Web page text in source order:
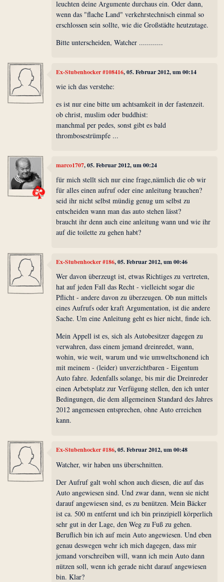
leuchten deine Argumente durchaus ein. Oder dann,
wenn das "flache Land" verkehrstechnisch einmal so
erschlossen sein sollte, wie die Großstädte heutzutage.
Bitte unterscheiden, Watcher ............
Ex-Stubenhocker #108416, 05. Februar 2012, um 00:14
wie ich das verstehe:
es ist nur eine bitte um achtsamkeit in der fastenzeit.
ob christ, muslim oder buddhist:
manchmal per pedes, sonst gibt es bald
thrombosestrümpfe ...
marco1707, 05. Februar 2012, um 00:24
für mich stellt sich nur eine frage,nämlich die ob wir
für alles einen aufruf oder eine anleitung brauchen?
seid ihr nicht selbst mündig genug um selbst zu
entscheiden wann man das auto stehen lässt?
braucht ihr denn auch eine anleitung wann und wie ihr
auf die toilette zu gehen habt?
Ex-Stubenhocker #186, 05. Februar 2012, um 00:46
Wer davon überzeugt ist, etwas Richtiges zu vertreten,
hat auf jeden Fall das Recht - vielleicht sogar die
Pflicht - andere davon zu überzeugen. Ob nun mittels
eines Aufrufs oder kraft Argumentation, ist die andere
Sache. Um eine Anleitung geht es hier nicht, finde ich.
Mein Appell ist es, sich als Autobesitzer dagegen zu
verwahren, dass einem jemand dreinredet, wann,
wohin, wie weit, warum und wie umweltschonend ich
mit meinem - (leider) unverzichtbaren - Eigentum
Auto fahre. Jedenfalls solange, bis mir die Dreinreder
einen Arbetsplatz zur Verfügung stellen, den ich unter
Bedingungen, die dem allgemeinen Standard des Jahres
2012 angemessen entsprechen, ohne Auto erreichen
kann.
Ex-Stubenhocker #186, 05. Februar 2012, um 00:48
Watcher, wir haben uns überschnitten.
Der Aufruf galt wohl schon auch diesen, die auf das
Auto angewiesen sind. Und zwar dann, wenn sie nicht
darauf angewiesen sind, es zu benützen. Mein Bäcker
ist ca. 500 m entfernt und ich bin prinzipiell körperlich
sehr gut in der Lage, den Weg zu Fuß zu gehen.
Beruflich bin ich auf mein Auto angewiesen. Und eben
genau deswegen wehr ich mich dagegen, dass mir
jemand vorschreiben will, wann ich mein Auto dann
nützen soll, wenn ich gerade nicht darauf angewiesen
bin. Klar?